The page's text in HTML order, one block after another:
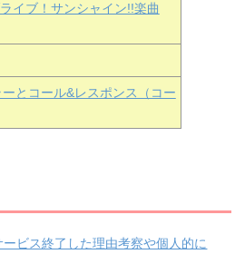
イブ！サンシャイン!!楽曲
とコール&レスポンス（コー
ービス終了した理由考察や個人的に